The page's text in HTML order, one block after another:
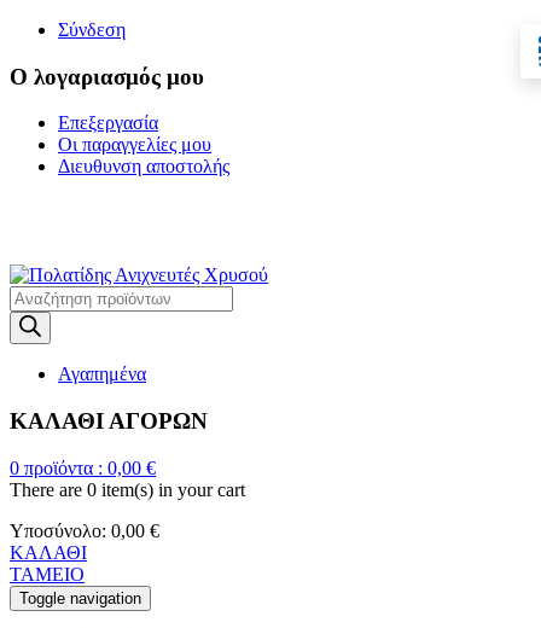
Σύνδεση
Ο λογαριασμός μου
Επεξεργασία
Οι παραγγελίες μου
Διευθυνση αποστολής
Products
search
Αγαπημένα
ΚΑΛΑΘΙ ΑΓΟΡΩΝ
0 προϊόντα : 0,00 €
There are 0 item(s) in your cart
Υποσύνολο: 0,00 €
ΚΑΛΑΘΙ
ΤΑΜΕΙΟ
Toggle navigation